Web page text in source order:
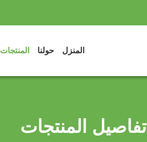
المنزل حولنا المنتجات
تفاصيل المنتجات